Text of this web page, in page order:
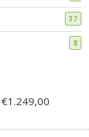
37
8
€1.249,00